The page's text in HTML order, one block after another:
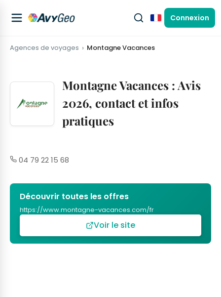
FrançaisConnexion
Agences de voyages Montagne Vacances
Montagne Vacances : Avis
2026, contact et infos
pratiques
04 79 22 15 68
Découvrir toutes les offres
https://www.montagne-vacances.com/fr
Voir le site